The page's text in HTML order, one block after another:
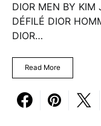
DIOR MEN BY KIM
DÉFILÉ DIOR
DIOR…
Read More